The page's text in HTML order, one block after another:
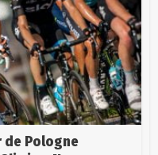
de Pologne